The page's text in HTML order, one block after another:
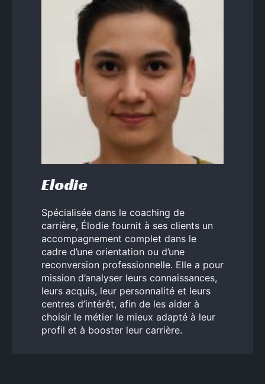
Elodie
Spécialisée dans le coaching de
carrière, Élodie fournit à ses clients un
accompagnement complet dans le
cadre d’une orientation ou d’une
reconversion professionnelle. Elle a pour
mission d’analyser leurs connaissances,
leurs acquis, leur personnalité et leurs
centres d’intérêt, afin de les aider à
choisir le métier le mieux adapté à leur
profil et à booster leur carrière.